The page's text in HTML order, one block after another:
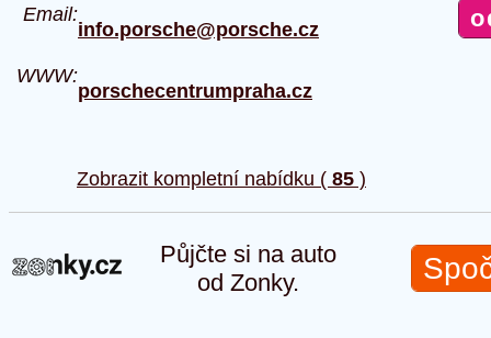
Email:
info.porsche@porsche.cz
WWW:
porschecentrumpraha.cz
Zobrazit kompletní nabídku ( 85 )
Půjčte si na auto
od Zonky.